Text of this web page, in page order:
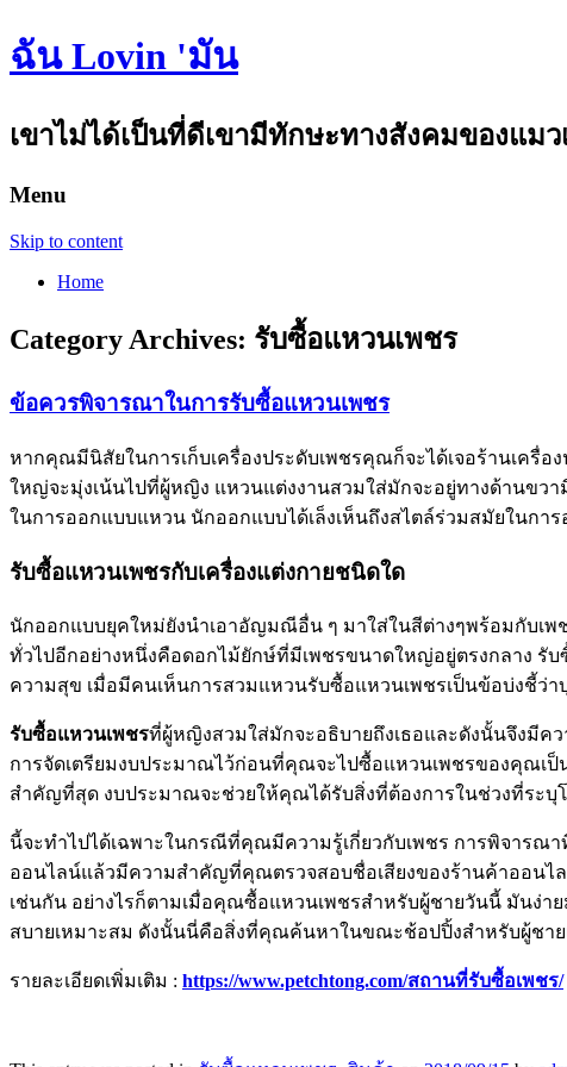
ฉัน Lovin 'มัน
เขาไม่ได้เป็นที่ดีเขามีทักษะทางสังคมของแ
Menu
Skip to content
Home
Category Archives: รับซื้อแหวนเพชร
ข้อควรพิจารณาในการรับซื้อแหวนเพชร
หากคุณมีนิสัยในการเก็บเครื่องประดับเพชรคุณก็จะได้เจอร้านเค
ใหญ่จะมุ่งเน้นไปที่ผู้หญิง แหวนแต่งงานสวมใส่มักจะอยู่ทางด้านขว
ในการออกแบบแหวน นักออกแบบได้เล็งเห็นถึงสไตล์ร่วมสมัยในกา
รับซื้อแหวนเพชรกับเครื่องแต่งกายชนิดใด
นักออกแบบยุคใหม่ยังนำเอาอัญมณีอื่น ๆ มาใส่ในสีต่างๆพร้อมกับเพ
ทั่วไปอีกอย่างหนึ่งคือดอกไม้ยักษ์ที่มีเพชรขนาดใหญ่อยู่ตรงกลาง รั
ความสุข เมื่อมีคนเห็นการสวมแหวนรับซื้อแหวนเพชรเป็นข้อบ่งชี้ว่
รับซื้อแหวนเพชรที่ผู้หญิงสวมใส่มักจะอธิบายถึงเธอและดังนั้นจึงมี
การจัดเตรียมงบประมาณไว้ก่อนที่คุณจะไปซื้อแหวนเพชรของคุณเ
สำคัญที่สุด งบประมาณจะช่วยให้คุณได้รับสิ่งที่ต้องการในช่วงที่ระ
นี้จะทำไปได้เฉพาะในกรณีที่คุณมีความรู้เกี่ยวกับเพชร การพิจาร
ออนไลน์แล้วมีความสำคัญที่คุณตรวจสอบชื่อเสียงของร้านค้าออนไ
เช่นกัน อย่างไรก็ตามเมื่อคุณซื้อแหวนเพชรสำหรับผู้ชายวันนี้ มันง่
สบายเหมาะสม ดังนั้นนี่คือสิ่งที่คุณค้นหาในขณะช้อปปิ้งสำหรับผู้ชา
รายละเอียดเพิ่มเติม : https://www.petchtong.com/สถานที่รับซื้อเพชร/